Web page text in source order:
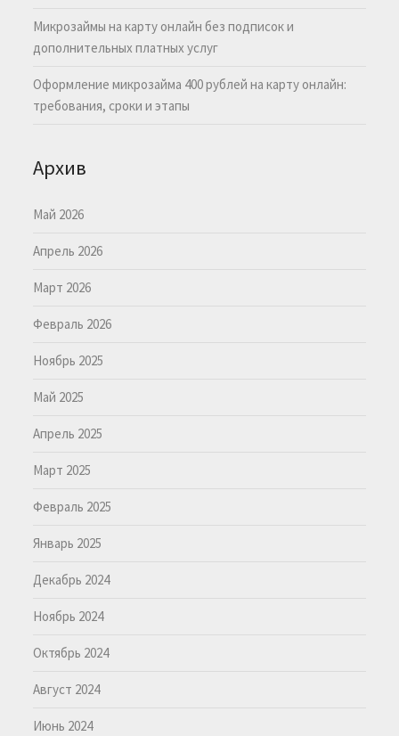
Микрозаймы на карту онлайн без подписок и
дополнительных платных услуг
Оформление микрозайма 400 рублей на карту онлайн:
требования, сроки и этапы
Архив
Май 2026
Апрель 2026
Март 2026
Февраль 2026
Ноябрь 2025
Май 2025
Апрель 2025
Март 2025
Февраль 2025
Январь 2025
Декабрь 2024
Ноябрь 2024
Октябрь 2024
Август 2024
Июнь 2024